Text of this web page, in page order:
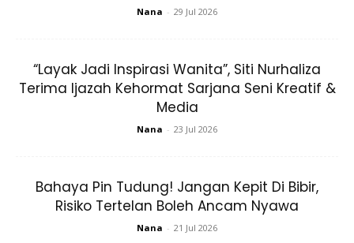
‘double seruming’ adalah satu perkara yang perlu diketahui.
menakjubkan di mana anda menggunakan dua serum untuk
menyasarkan masalah kulit yang berbeza pada masa yang
sama. Kulit setiap individu adalah benar-benar kompleks
dengan pelbagai keperluan, terutamanya apabila keadaan
berganda adalah cara terbaik untuk memeriksa kulit anda
dan memberikan apa yang diperlukan.
Nana - 29 Jul 2026
“Layak Jadi Inspirasi Wanita”, Siti Nurhaliza
Terima Ijazah Kehormat Sarjana Seni Kreatif &
Media
Nana - 23 Jul 2026
Bahaya Pin Tudung! Jangan Kepit Di Bibir,
Risiko Tertelan Boleh Ancam Nyawa
Nana - 21 Jul 2026